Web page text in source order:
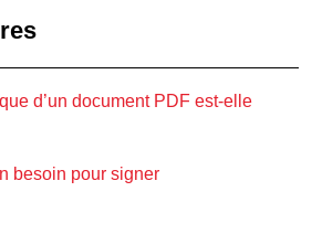
d’un document PDF est-elle
besoin pour signer